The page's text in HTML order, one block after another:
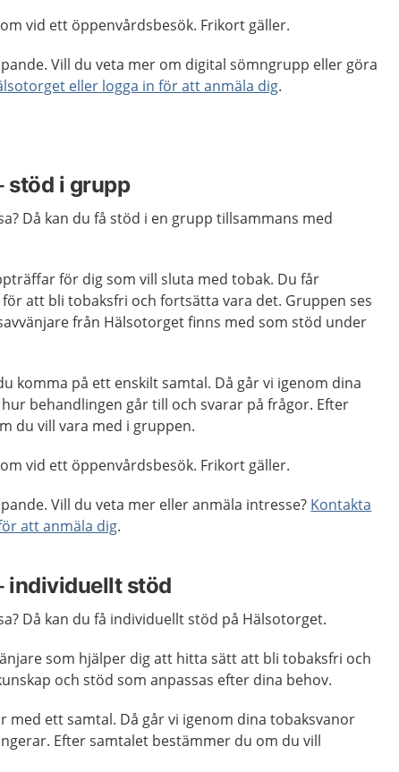
vid ett öppenvårdsbesök. Frikort gäller.
Vill du veta mer om digital sömngrupp eller göra
eller logga in för att anmäla dig.
stöd i grupp
Då kan du få stöd i en grupp tillsammans med
för dig som vill sluta med tobak. Du får
att bli tobaksfri och fortsätta vara det. Gruppen ses
från Hälsotorget finns med som stöd under
komma på ett enskilt samtal. Då går vi igenom dina
behandlingen går till och svarar på frågor. Efter
du vill vara med i gruppen.
vid ett öppenvårdsbesök. Frikort gäller.
Vill du veta mer eller anmäla intresse? Kontakta
att anmäla dig.
individuellt stöd
Då kan du få individuellt stöd på Hälsotorget.
som hjälper dig att hitta sätt att bli tobaksfri och
och stöd som anpassas efter dina behov.
med ett samtal. Då går vi igenom dina tobaksvanor
Efter samtalet bestämmer du om du vill